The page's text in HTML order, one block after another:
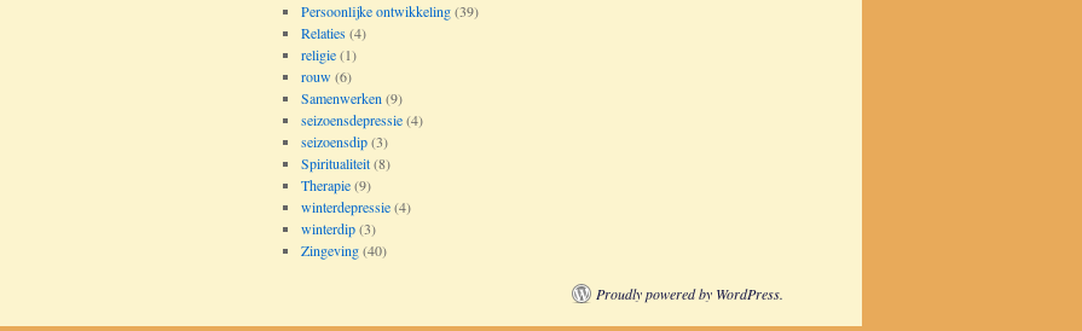
Persoonlijke ontwikkeling(39)
Relaties(4)
religie(1)
rouw(6)
Samenwerken (9)
seizoensdepressie(4)
seizoensdip(3)
Spiritualiteit(8)
Therapie(9)
winterdepressie(4)
winterdip(3)
Zingeving(40)
Proudly powered by WordPress.